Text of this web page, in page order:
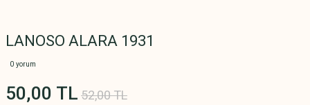
LANOSO ALARA 1931
0 yorum
50,00 TL 52,00 TL